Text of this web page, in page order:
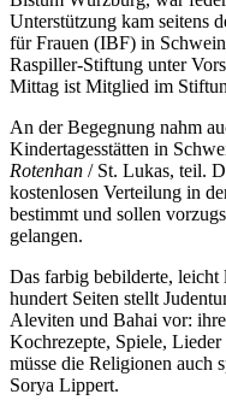
Unterstützung kam seitens
für Frauen (IBF) in
Raspiller-Stiftung unter
Mittag ist Mitglied im
An der Begegnung nahm
Kindertagesstätten in
Rotenhan / St. Lukas, teil.
kostenlosen Verteilung in
bestimmt und sollen
gelangen.
Das farbig bebilderte,
hundert Seiten stellt
Aleviten und Bahai vor:
Kochrezepte, Spiele,
müsse die Religionen auch
Sorya Lippert.